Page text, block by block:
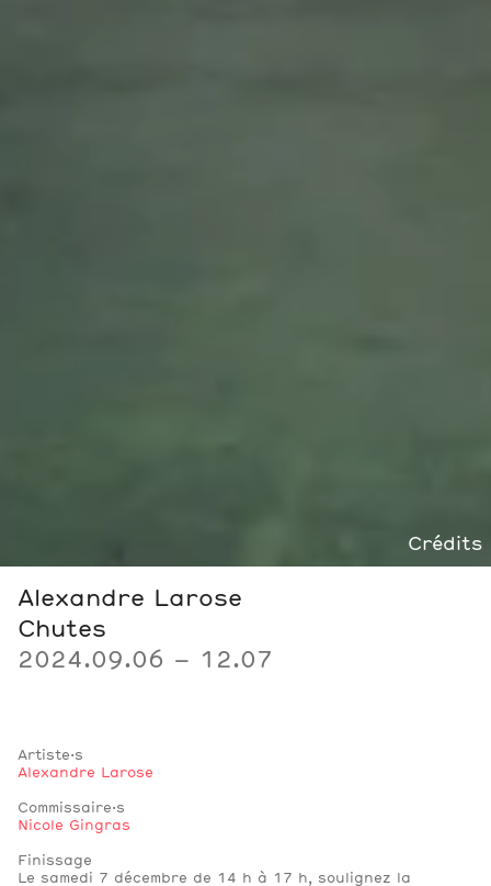
Crédits
Alexandre Larose
Chutes
2024.09.06 – 12.07
Artiste·s
Alexandre Larose
Commissaire·s
Nicole Gingras
Finissage
Le samedi 7 décembre de 14 h à 17 h, soulignez la